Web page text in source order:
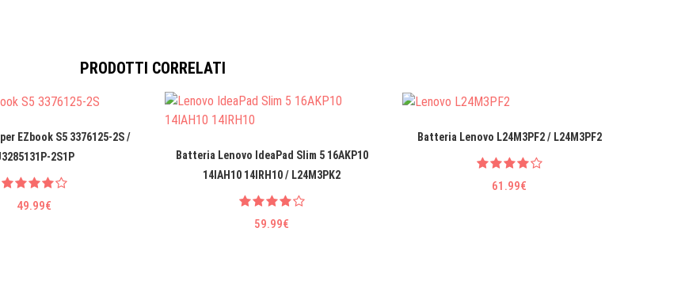
PRODOTTI CORRELATI
EZbook S5 3376125-2S /
2S1P
49.99€
Batteria Lenovo IdeaPad Slim 5 16AKP10
14IAH10 14IRH10 / L24M3PK2
59.99€
Batteria Lenovo L24M3PF2 / L24M3PF2
61.99€